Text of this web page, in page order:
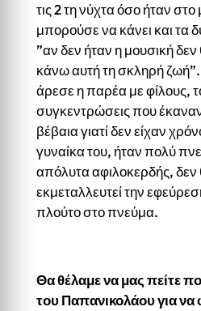
τις 2 τη νύχτα όσο ήταν
μπορούσε να κάνει και τα
”αν δεν ήταν η μουσική
κάνω αυτή τη σκληρή
άρεσε η παρέα με φίλους,
συγκεντρώσεις που
βέβαια γιατί δεν είχαν
γυναίκα του, ήταν πολύ
απόλυτα αφιλοκερδής,
εκμεταλλευτεί την
πλούτο στο πνεύμα.
Θα θέλαμε να μας πείτε
του Παπανικολάου για να